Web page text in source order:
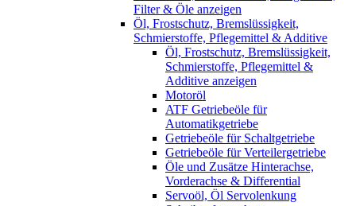
Filter & Öle anzeigen
Öl, Frostschutz, Bremslüssigkeit,
Schmierstoffe, Pflegemittel & Additive
Öl, Frostschutz, Bremslüssigkeit,
Schmierstoffe, Pflegemittel &
Additive anzeigen
Motoröl
ATF Getriebeöle für
Automatikgetriebe
Getriebeöle für Schaltgetriebe
Getriebeöle für Verteilergetriebe
Öle und Zusätze Hinterachse,
Vorderachse & Differential
Servoöl, Öl Servolenkung